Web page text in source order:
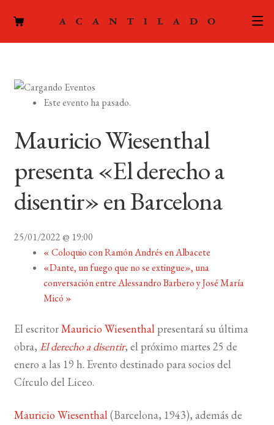
PODCAST
LA EDITORIAL
FOREIGN RIGHTS
MI CUENTA
LISTA DE LIBROS
Este evento ha pasado.
Mauricio Wiesenthal
presenta «El derecho a
disentir» en Barcelona
25/01/2022 @ 19:00
«Coloquio con Ramón Andrés en Albacete
«Dante, un fuego que no se extingue», una
conversación entre Alessandro Barbero y José María
Micó »
El escritorMauricio Wiesenthalpresentarásu última
obra, El derecho a disentir, el próximo martes 25 de
enero a las 19 h. Evento destinado para socios del
Círculo del Liceo.
Mauricio Wiesenthal(Barcelona, 1943), además de